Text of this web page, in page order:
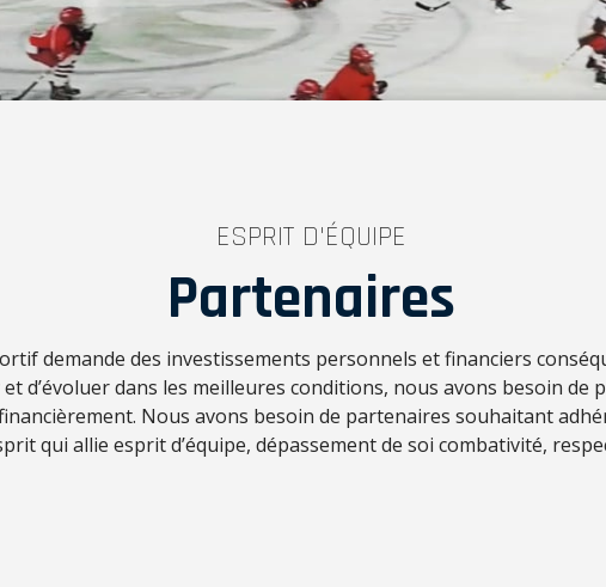
ESPRIT D'ÉQUIPE
Partenaires
demande des investissements personnels et financiers
d’évoluer dans les meilleures conditions, nous avons besoin
Nous avons besoin de partenaires souhaitant
qui allie esprit d’équipe, dépassement de soi combativité,